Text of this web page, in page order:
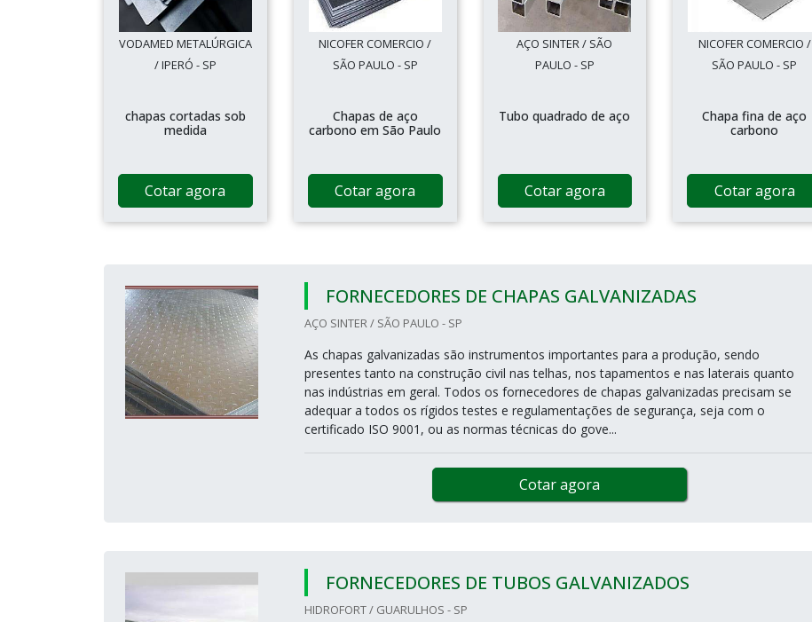
VODAMED METALÚRGICA
/ IPERÓ - SP
chapas cortadas sob
medida
Cotar agora
NICOFER COMERCIO /
SÃO PAULO - SP
Chapas de aço
carbono em São Paulo
Cotar agora
AÇO SINTER / SÃO
PAULO - SP
Tubo quadrado de aço
Cotar agora
NICOFER COMERCIO /
SÃO PAULO - SP
Chapa fina de aço
carbono
Cotar agora
FORNECEDORES DE CHAPAS GALVANIZADAS
AÇO SINTER / SÃO PAULO - SP
As chapas galvanizadas são instrumentos importantes para a produção, sendo
presentes tanto na construção civil nas telhas, nos tapamentos e nas laterais quanto
nas indústrias em geral. Todos os fornecedores de chapas galvanizadas precisam se
adequar a todos os rígidos testes e regulamentações de segurança, seja com o
certificado ISO 9001, ou as normas técnicas do gove...
Cotar agora
FORNECEDORES DE TUBOS GALVANIZADOS
HIDROFORT / GUARULHOS - SP